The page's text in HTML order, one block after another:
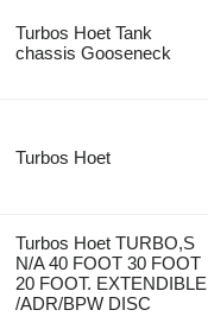
Turbos Hoet Tank
chassis Gooseneck
Turbos Hoet
Turbos Hoet TURBO,S
N/A 40 FOOT 30 FOOT
20 FOOT. EXTENDIBLE
/ADR/BPW DISC